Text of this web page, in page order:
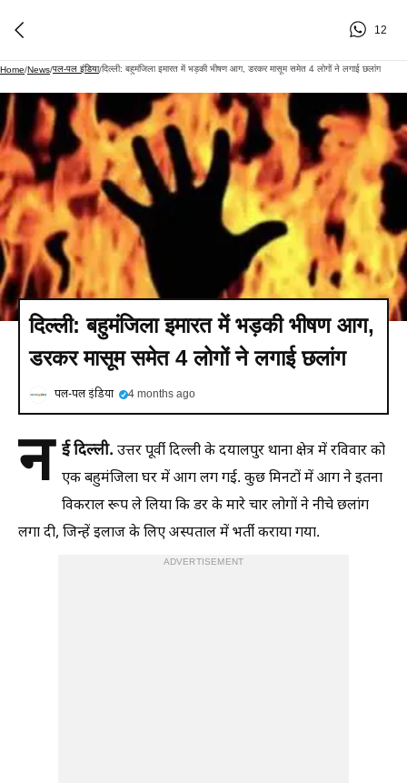
12
Home/News/पल-पल इंडिया/दिल्ली: बहुमंजिला इमारत में भड़की भीषण आग, डरकर मासूम समेत 4 लोगों ने लगाई छलांग
दिल्ली: बहुमंजिला इमारत में भड़की भीषण आग,
डरकर मासूम समेत 4 लोगों ने लगाई छलांग
पल-पल इंडिया 4 months ago
न ई दिल्ली. उत्तर पूर्वी दिल्ली के दयालपुर थाना क्षेत्र में रविवार को
एक बहुमंजिला घर में आग लग गई. कुछ मिनटों में आग ने इतना
विकराल रूप ले लिया कि डर के मारे चार लोगों ने नीचे छलांग
लगा दी, जिन्हें इलाज के लिए अस्पताल में भर्ती कराया गया.
ADVERTISEMENT